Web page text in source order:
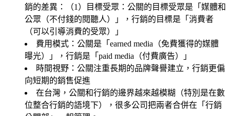
銷的差異：（1）
目標受眾 ：公關的目標受眾是「媒體和
公眾（不付錢的閱聽人）」，行銷的目標是「消費者
（可以引導消費的受眾）」
費用模式 ：公關是「earned media（免費獲得的媒體
曝光）」，行銷是「paid media（付費廣告）」
時間視野 ：公關注重長期的品牌聲譽建立，行銷更偏
向短期的銷售促進
在台灣，公關和行銷的邊界越來越模糊（特別是在數
位整合行銷的語境下），很多公司把兩者合併在「行銷